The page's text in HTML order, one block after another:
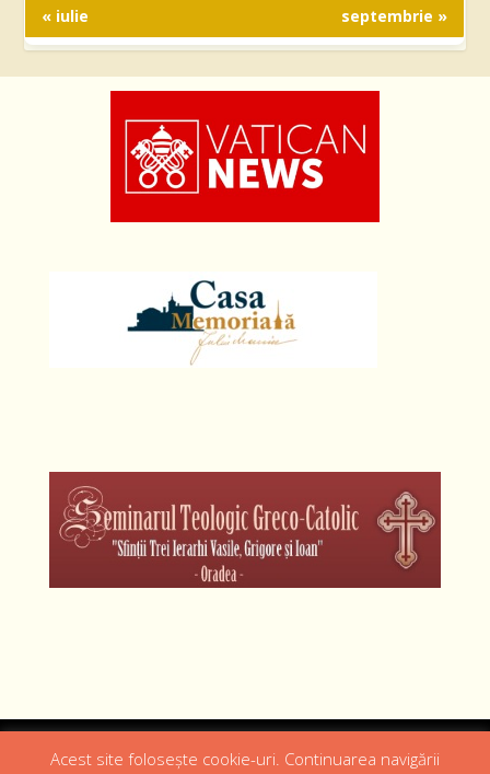
« iulie septembrie »
Acest site folosește cookie-uri. Continuarea navigării